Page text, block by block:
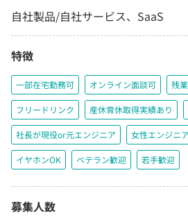
自社製品/自社サービス、SaaS
特徴
一部在宅勤務可 オンライン面談可 残
フリードリンク 産休育休取得実績あり
社長が現役or元エンジニア 女性エンジニ
イヤホンOK ベテラン歓迎 若手歓迎
募集人数